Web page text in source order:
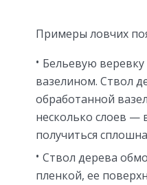
Примеры ловчих
Бельевую
вазелином. Ствол
обработанной
несколько слоев —
получиться
Ствол дерева
пленкой, ее